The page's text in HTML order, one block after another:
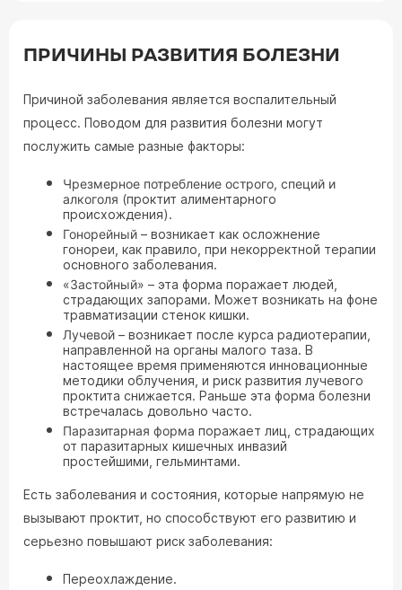
ПРИЧИНЫ РАЗВИТИЯ БОЛЕЗНИ
Причиной заболевания является воспалительный
процесс. Поводом для развития болезни могут
послужить самые разные факторы:
Чрезмерное потребление острого, специй и
алкоголя (проктит алиментарного
происхождения).
Гонорейный – возникает как осложнение
гонореи, как правило, при некорректной терапии
основного заболевания.
«Застойный» – эта форма поражает людей,
страдающих запорами. Может возникать на фоне
травматизации стенок кишки.
Лучевой – возникает после курса радиотерапии,
направленной на органы малого таза. В
настоящее время применяются инновационные
методики облучения, и риск развития лучевого
проктита снижается. Раньше эта форма болезни
встречалась довольно часто.
Паразитарная форма поражает лиц, страдающих
от паразитарных кишечных инвазий
простейшими, гельминтами.
Есть заболевания и состояния, которые напрямую не
вызывают проктит, но способствуют его развитию и
серьезно повышают риск заболевания:
Переохлаждение.